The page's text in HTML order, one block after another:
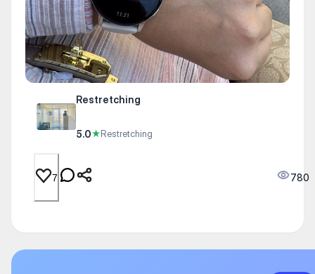
Restretching
5.0★Restretching
7 780